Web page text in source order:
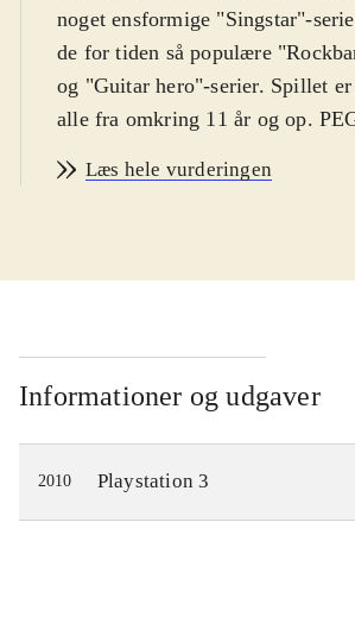
noget ensformige "Singstar"-
de for tiden så populære
og "Guitar hero"-serier. Spillet
alle fra omkring 11 år og op.
Spillet kombinerer det klassiske
tonen i den sang, der spilles på
den populære "Guitar hero"-serie.
Nærmere bestemt kombineres sang
og guitarspil, således at en eller to
spillere kan synge teksten, mens
anden spiller kan anvende en
guitarcontroller og spille guitar
Læs hele vurderingen
Informationer og udgaver
2010 Playstation 3